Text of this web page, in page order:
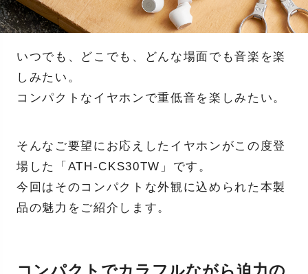
いつでも、どこでも、どんな場面でも音楽を楽
しみたい。
コンパクトなイヤホンで重低音を楽しみたい。
そんなご要望にお応えしたイヤホンがこの度登
場した「ATH-CKS30TW」です。
今回はそのコンパクトな外観に込められた本製
品の魅力をご紹介します。